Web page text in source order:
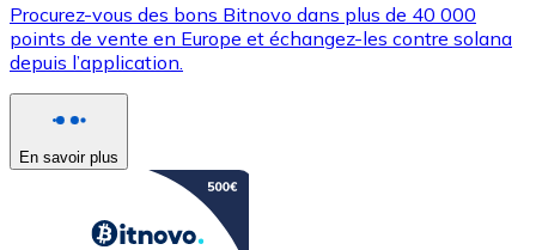
Procurez-vous des bons Bitnovo dans plus de 40 000
points de vente en Europe et échangez-les contre solana
depuis l’application.
En savoir plus